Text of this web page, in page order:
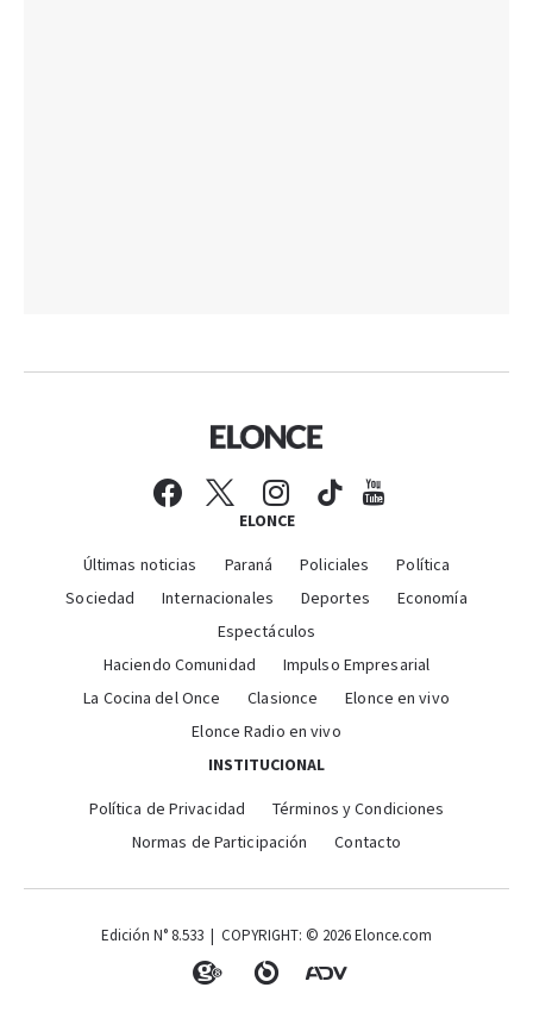
ELONCE
Últimas noticias Paraná Policiales
Política
Sociedad
Internacionales Deportes
Economía
Espectáculos
Haciendo Comunidad
Impulso Empresarial
La Cocina del Once
Clasionce
Elonce en vivo
Elonce Radio en vivo
INSTITUCIONAL
Política de Privacidad
Términos y Condiciones
Normas de Participación
Contacto
Edición N° 8.533 | COPYRIGHT: © 2026 Elonce.com